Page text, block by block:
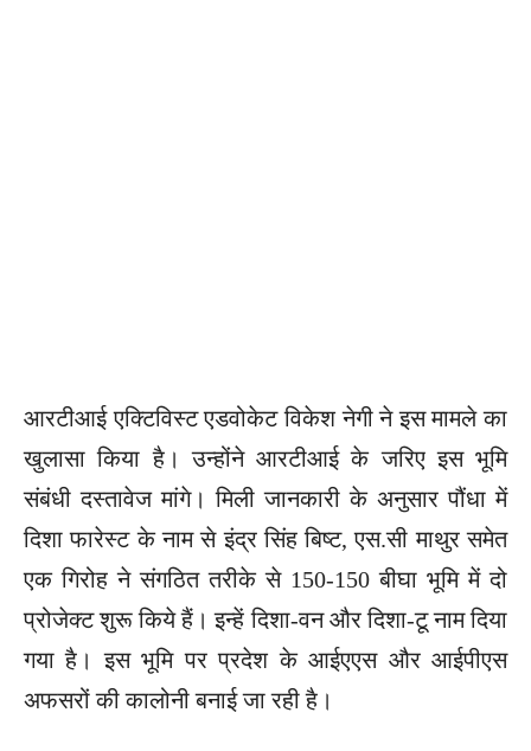
आरटीआई एक्टिविस्ट एडवोकेट विकेश नेगी ने इस मामले का
खुलासा किया है। उन्होंने आरटीआई के जरिए इस भूमि
संबंधी दस्तावेज मांगे। मिली जानकारी के अनुसार पौंधा में
दिशा फारेस्ट के नाम से इंद्र सिंह बिष्ट, एस.सी माथुर समेत
एक गिरोह ने संगठित तरीके से 150-150 बीघा भूमि में दो
प्रोजेक्ट शुरू किये हैं। इन्हें दिशा-वन और दिशा-टू नाम दिया
गया है। इस भूमि पर प्रदेश के आईएएस और आईपीएस
अफसरों की कालोनी बनाई जा रही है।